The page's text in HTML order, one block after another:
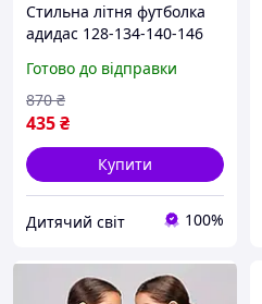
Стильна літня футболка
адидас 128-134-140-146
хлопчиків дитяча
червона футболка adidas
Готово до відправки
435₴
870 ₴
Купити
Дитячий світ 100%